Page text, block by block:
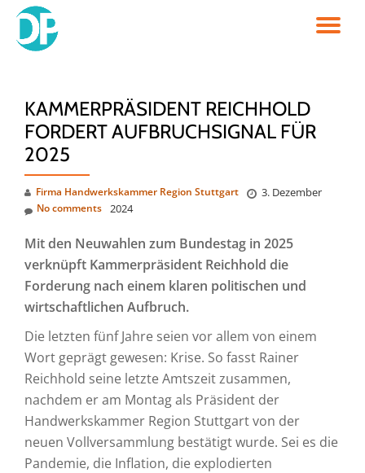
Skip
KAMMERPRÄSIDENT REICHHOLD
FORDERT AUFBRUCHSIGNAL FÜR
2025
Firma Handwerkskammer Region Stuttgart
3. Dezember
2024
No comments
Mit den Neuwahlen zum Bundestag in 2025
verknüpft Kammerpräsident Reichhold die
Forderung nach einem klaren politischen und
wirtschaftlichen Aufbruch.
Die letzten fünf Jahre seien vor allem von einem
Wort geprägt gewesen: Krise. So fasst Rainer
Reichhold seine letzte Amtszeit zusammen,
nachdem er am Montag als Präsident der
Handwerkskammer Region Stuttgart von der
neuen Vollversammlung bestätigt wurde. Sei es die
Pandemie, die Inflation, die explodierten